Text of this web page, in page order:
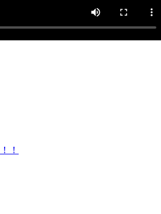
！